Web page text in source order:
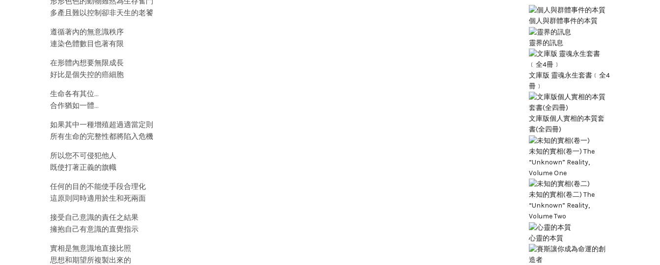
多產且難以控制卻非天生的老饕
遵循著內的無意識秩序
連染色體數目也著有限
在形體內想要無限成長
好比是個失控的癌細胞
生命各有其位…
合作猶如一體…
如果其中一種增殖超過適當定則
所有生命的完整性都將陷入危機
所以您不可侵犯他人
既使打著正義的旗幟
任何的目的不能使手段合理化
這原則同時適用於生和死兩面
接受自己意識的責任之結果
擁抱自己有意識的直覺指示
實相是無意識地直接比照
思想和期望所複製出來的
個人與群體事件的本質
靈界的訊息
文庫版 靈魂永生套書﹝全4
冊﹞
文庫版個人實相的本質套
書(全四冊)
未知的實相(卷一) The
“Unknown” Reality,
Volume One
未知的實相(卷二) The
“Unknown” Reality,
Volume Two
心靈的本質